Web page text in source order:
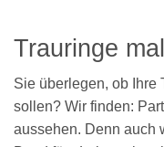
Trauringe
Sie überlegen, ob Ihre
sollen? Wir finden:
aussehen. Denn auch